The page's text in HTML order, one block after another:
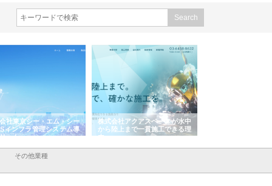
株式会社アクアスペースが水中
から陸上まで一貫施工できる理
由
株式会社地盤調査事務所が選ば
れ続ける理由と建設コンサルの
強み
その他業種